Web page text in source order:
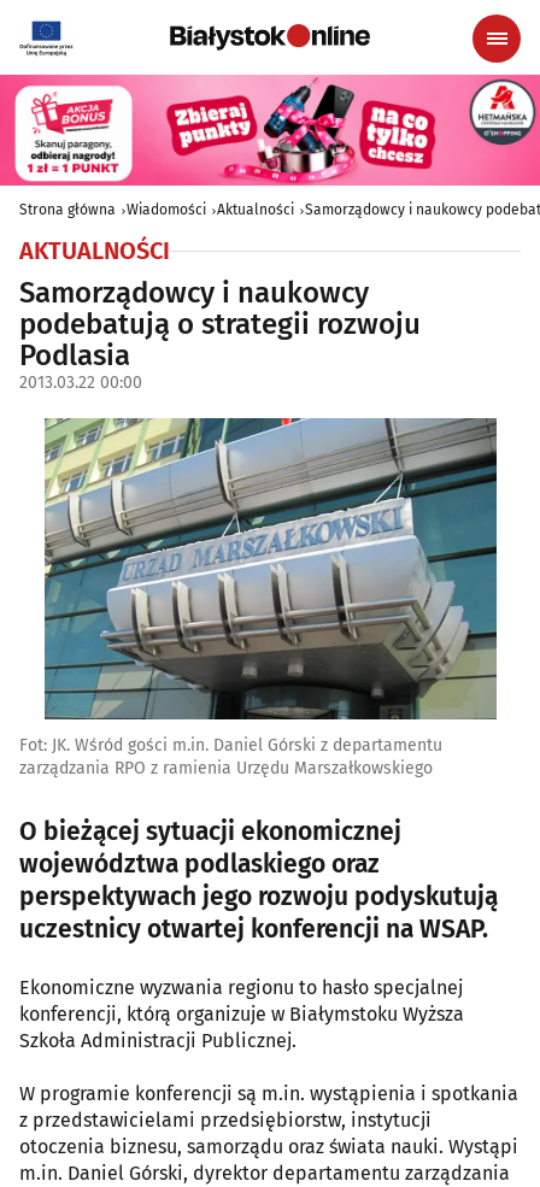
Strona główna Wiadomości Aktualności Samorządowcy i naukowcy
AKTUALNOŚCI
Samorządowcy i naukowcy
podebatują o strategii rozwoju
Podlasia
2013.03.22 00:00
Fot: JK. Wśród gości m.in. Daniel Górski z departamentu
zarządzania RPO z ramienia Urzędu Marszałkowskiego
O bieżącej sytuacji ekonomicznej
województwa podlaskiego oraz
perspektywach jego rozwoju podyskutują
uczestnicy otwartej konferencji na WSAP.
Ekonomiczne wyzwania regionu to hasło specjalnej
konferencji, którą organizuje w Białymstoku Wyższa
Szkoła Administracji Publicznej.
W programie konferencji są m.in. wystąpienia i spotkania
z przedstawicielami przedsiębiorstw, instytucji
otoczenia biznesu, samorządu oraz świata nauki. Wystąpi
m.in. Daniel Górski, dyrektor departamentu zarządzania